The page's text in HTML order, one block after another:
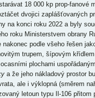
18 000 kp prop-fanové
dvojici zaplášťovaných
na konci roku 2022 a byly
roku Ministerstvem obrany
nakonec podle všeho řešen
trupem, šípovým
plochami
a že jeho nákladový prostor
ale i výklopná (směrem
letoun typu Il-106